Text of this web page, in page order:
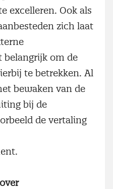
excelleren. Ook als
zich laat
belangrijk om de
te betrekken. Al
bewaken van de
bij de
de vertaling